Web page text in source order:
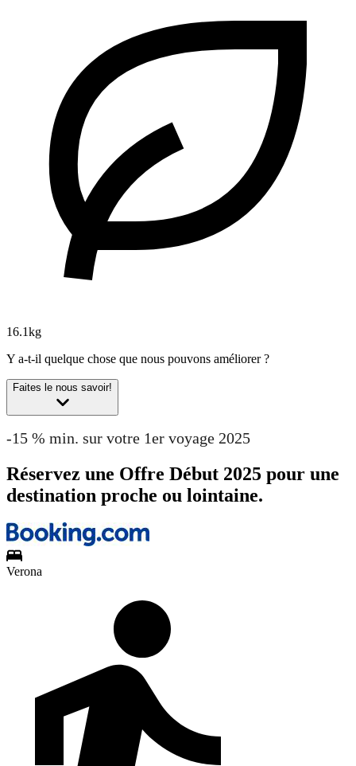
16.1kg
Y a-t-il quelque chose que nous pouvons améliorer ?
Faites le nous savoir!
-15 % min. sur votre 1er voyage 2025
Réservez une Offre Début 2025 pour une
destination proche ou lointaine.
Verona